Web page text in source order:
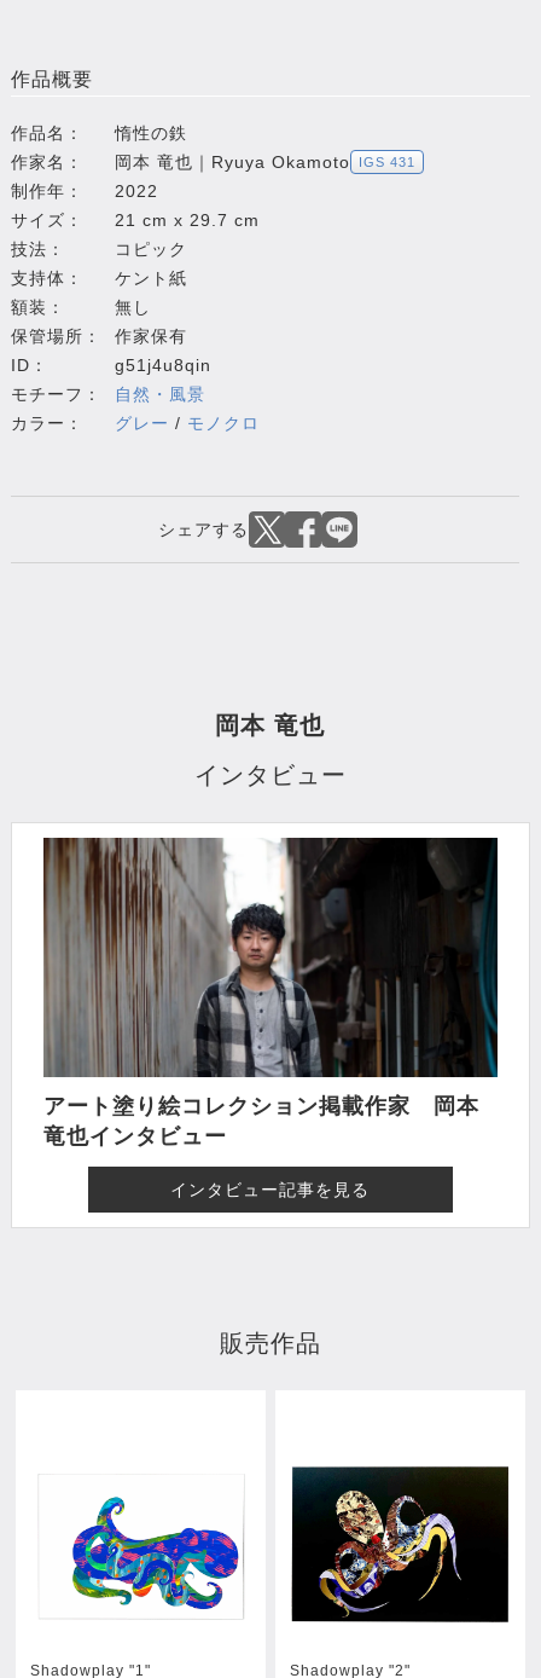
作品概要
作品名：
惰性の鉄
作家名：
岡本 竜也｜Ryuya Okamoto IGS 431
制作年：
2022
サイズ：
21 cm x 29.7 cm
技法：
コピック
支持体：
ケント紙
額装：
無し
保管場所：
作家保有
ID：
g51j4u8qin
モチーフ：
自然・風景
カラー：
グレー / モノクロ
岡本 竜也
インタビュー
アート塗り絵コレクション掲載作家 岡本
竜也インタビュー
インタビュー記事を見る
販売作品
Shadowplay "1" Shadowplay "2"